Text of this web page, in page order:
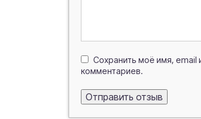
Сохранить моё имя, email
комментариев.